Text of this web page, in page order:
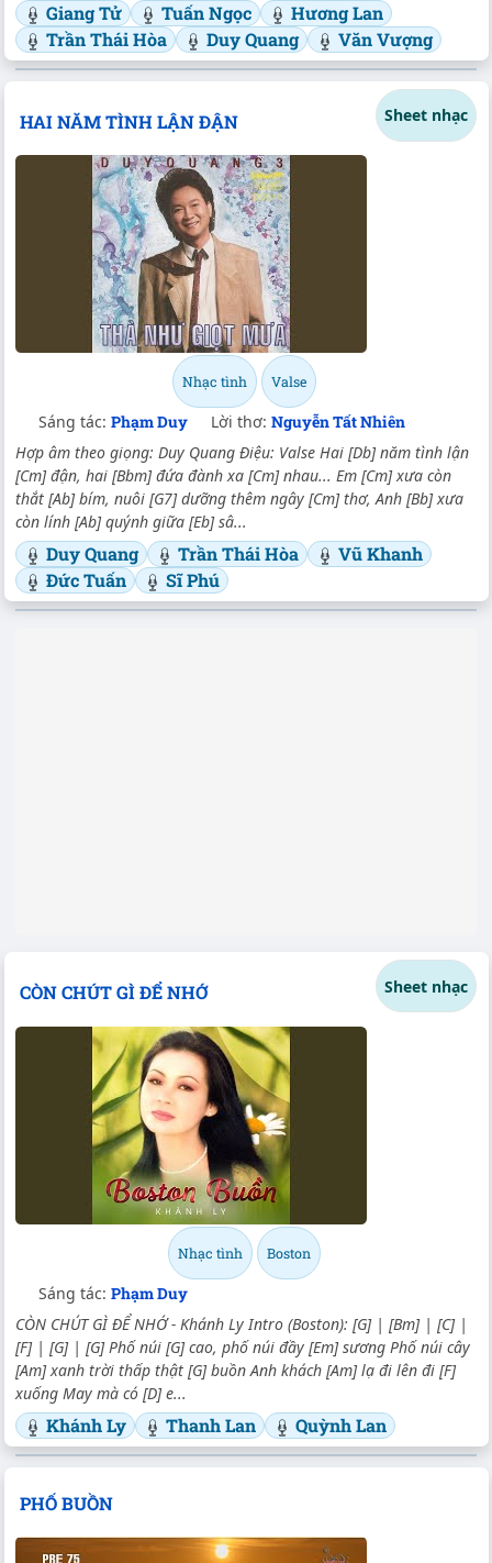
Giang Tử
Tuấn Ngọc
Hương Lan
Trần Thái Hòa
Duy Quang Văn Vượng
HAI NĂM TÌNH LẬN ĐẬN Sheet nhạc
Nhạc tình Valse
Sáng tác: Phạm Duy Lời thơ: Nguyễn Tất Nhiên
Hợp âm theo giọng: Duy Quang Điệu: Valse Hai [Db] năm tình lận
[Cm] đận, hai [Bbm] đứa đành xa [Cm] nhau... Em [Cm] xưa còn
thắt [Ab] bím, nuôi [G7] dưỡng thêm ngây [Cm] thơ, Anh [Bb] xưa
còn lính [Ab] quýnh giữa [Eb] sâ...
Duy Quang Trần Thái Hòa
Vũ Khanh
Đức Tuấn
Sĩ Phú
CÒN CHÚT GÌ ĐỂ NHỚ Sheet nhạc
Nhạc tình Boston
Sáng tác: Phạm Duy
CÒN CHÚT GÌ ĐỂ NHỚ - Khánh Ly Intro (Boston): [G] | [Bm] | [C] |
[F] | [G] | [G] Phố núi [G] cao, phố núi đầy [Em] sương Phố núi cây
[Am] xanh trời thấp thật [G] buồn Anh khách [Am] lạ đi lên đi [F]
xuống May mà có [D] e...
Khánh Ly Thanh Lan Quỳnh Lan
PHỐ BUỒN